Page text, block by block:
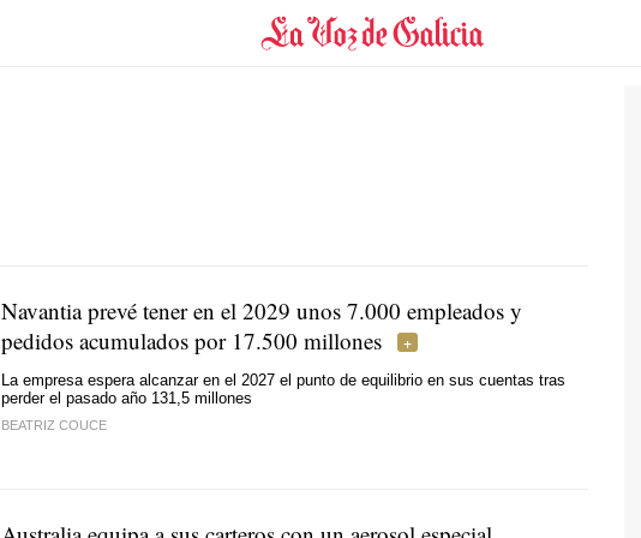
Navantia prevé tener en el 2029 unos 7.000 empleados y
pedidos acumulados por 17.500 millones
La empresa espera alcanzar en el 2027 el punto de equilibrio en sus cuentas tras
perder el pasado año 131,5 millones
BEATRIZ COUCE